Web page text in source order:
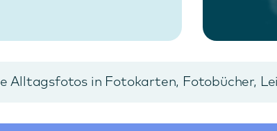
Alltagsfotos in Fotokarten, Fotobücher,